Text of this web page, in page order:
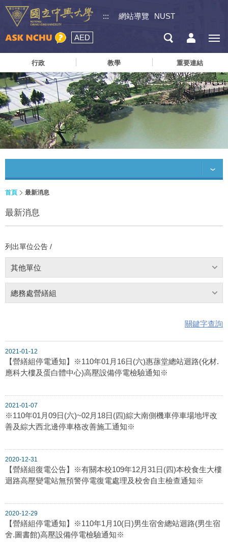
::: 網站導覽 NUST
AED
行政 教學 重要連結
首頁 最新消息
最新消息
列出單位公告 /
其他單位
總務處營繕組
關鍵字查詢
2021-01-12
【營繕組停電通知】※110年01月16日(六)惠蓀堂總站迴路(化材.
應科大樓及蛋白體中心)高壓設備停電檢驗通知※
2021-01-07
※110年01月09日(六)~02月18日(四)綜大南側機車停車場地坪改
善及綜大西北邊停車格改善施工通知※
2020-12-31
【營繕組復電公告】※有關本校109年12月31日(四)本校食生大樓
迴路高壓變電站無預警停電復電處理及校舍自主檢查通知※
2020-12-29
【營繕組停電通知】※110年1月10(日)男生宿舍總站迴路(男生宿
舍.圖書館)高壓設備停電檢驗通知※